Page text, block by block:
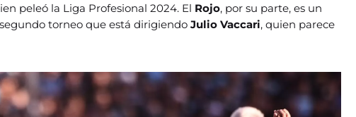
peleó la Liga Profesional 2024. El Rojo, por su parte, es un
torneo que está dirigiendoJulio Vaccari, quien parece